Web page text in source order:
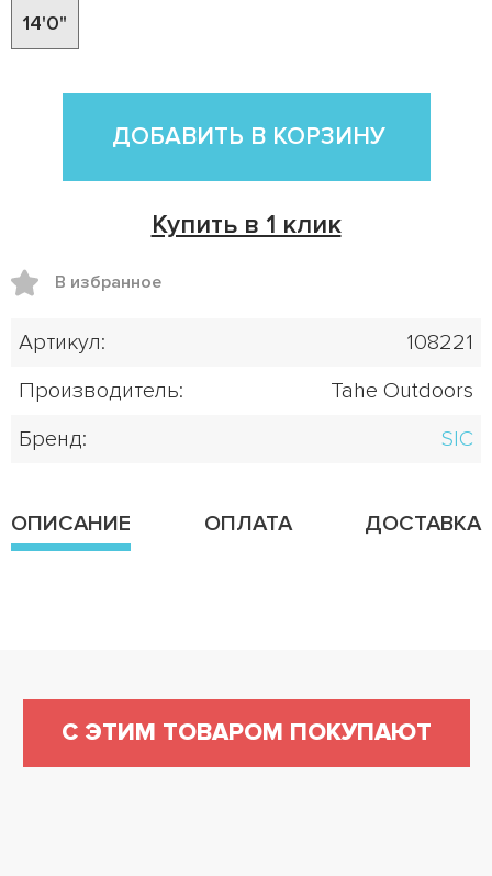
14'0"
ДОБАВИТЬ В КОРЗИНУ
Купить в 1 клик
В избранное
Артикул:
108221
Производитель:
Tahe Outdoors
Бренд:
SIC
ОПИСАНИЕ ОПЛАТА ДОСТАВКА
С ЭТИМ ТОВАРОМ ПОКУПАЮТ